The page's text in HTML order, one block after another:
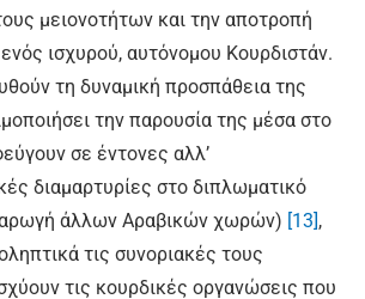
μειονοτήτων και την αποτροπή
ισχυρού, αυτόνομου Κουρδιστάν.
τη δυναμική προσπάθεια της
την παρουσία της μέσα στο
σε έντονες αλλ’
διαμαρτυρίες στο διπλωματικό
άλλων Αραβικών χωρών) [13],
τις συνοριακές τους
τις κουρδικές οργανώσεις που